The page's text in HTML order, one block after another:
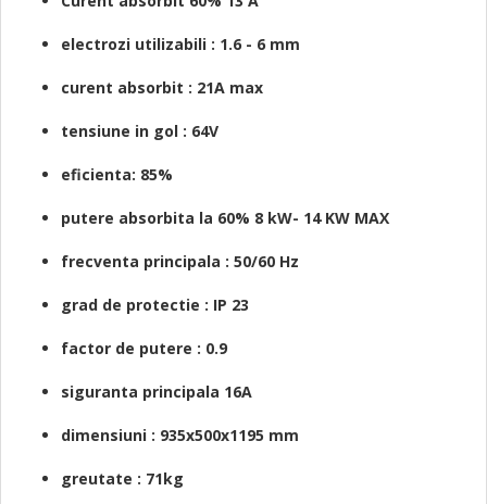
electrozi utilizabili : 1.6 - 6 mm
curent absorbit : 21A max
tensiune in gol : 64V
eficienta: 85%
putere absorbita la 60% 8 kW- 14 KW MAX
frecventa principala : 50/60 Hz
grad de protectie : IP 23
factor de putere : 0.9
siguranta principala 16A
dimensiuni : 935x500x1195 mm
greutate : 71kg